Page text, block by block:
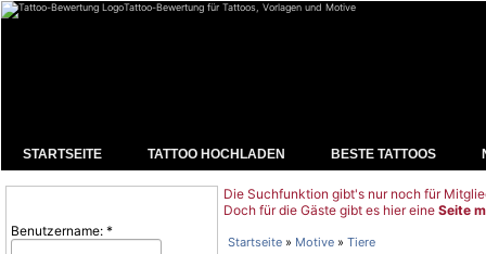
Tattoo-Bewertung für Tattoos, Vorlagen und Motive
STARTSEITE TATTOO HOCHLADEN BESTE TATTOOS
Benutzername: *
Die Suchfunktion gibt's nur noch für
Doch für die Gäste gibt es hier eine Seite
Startseite » Motive » Tiere